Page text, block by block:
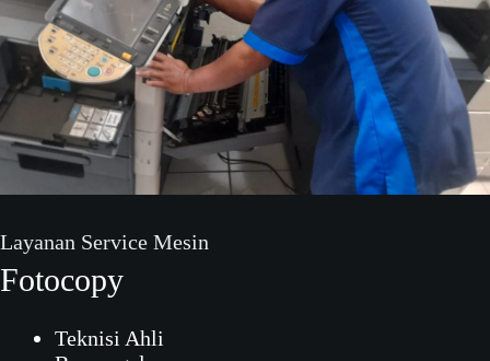
Layanan Service Mesin
Fotocopy
Teknisi Ahli